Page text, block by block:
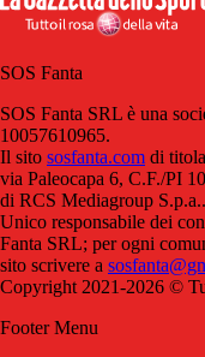
SOS Fanta
SOS Fanta SRL è una
10057610965.
Il sito sosfanta.com di
via Paleocapa 6, C.F./PI
di RCS Mediagroup S.p.a..
Unico responsabile dei
Fanta SRL; per ogni
sito scrivere a
Copyright 2021-2026 ©
Footer Menu